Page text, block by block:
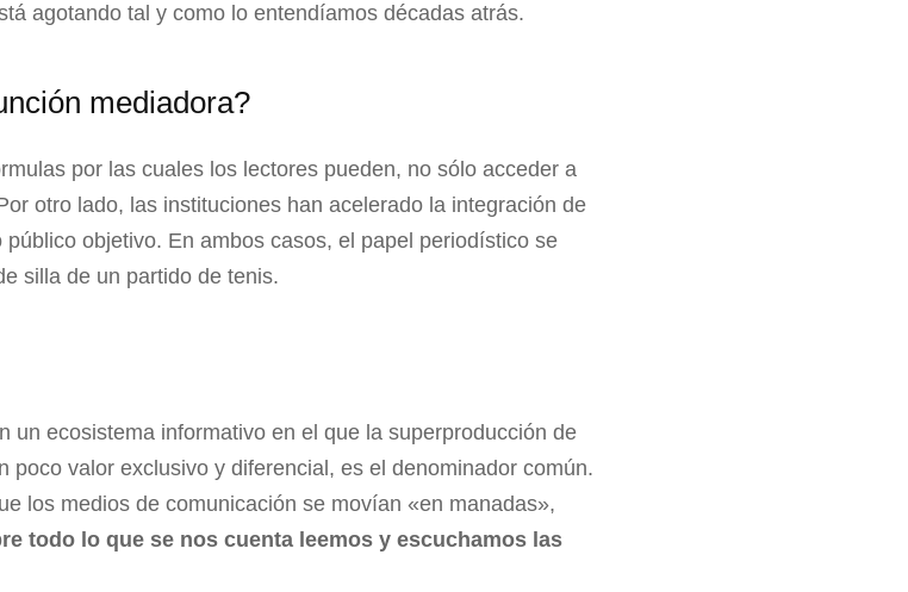
agotando tal y como lo entendíamos décadas atrás.
mediadora?
por las cuales los lectores pueden, no sólo acceder a
otro lado, las instituciones han acelerado la integración de
objetivo. En ambos casos, el papel periodístico se
silla de un partido de tenis.
un ecosistema informativo en el que la superproducción de
poco valor exclusivo y diferencial, es el denominador común.
los medios de comunicación se movían «en manadas»,
todo lo que se nos cuenta leemos y escuchamos las